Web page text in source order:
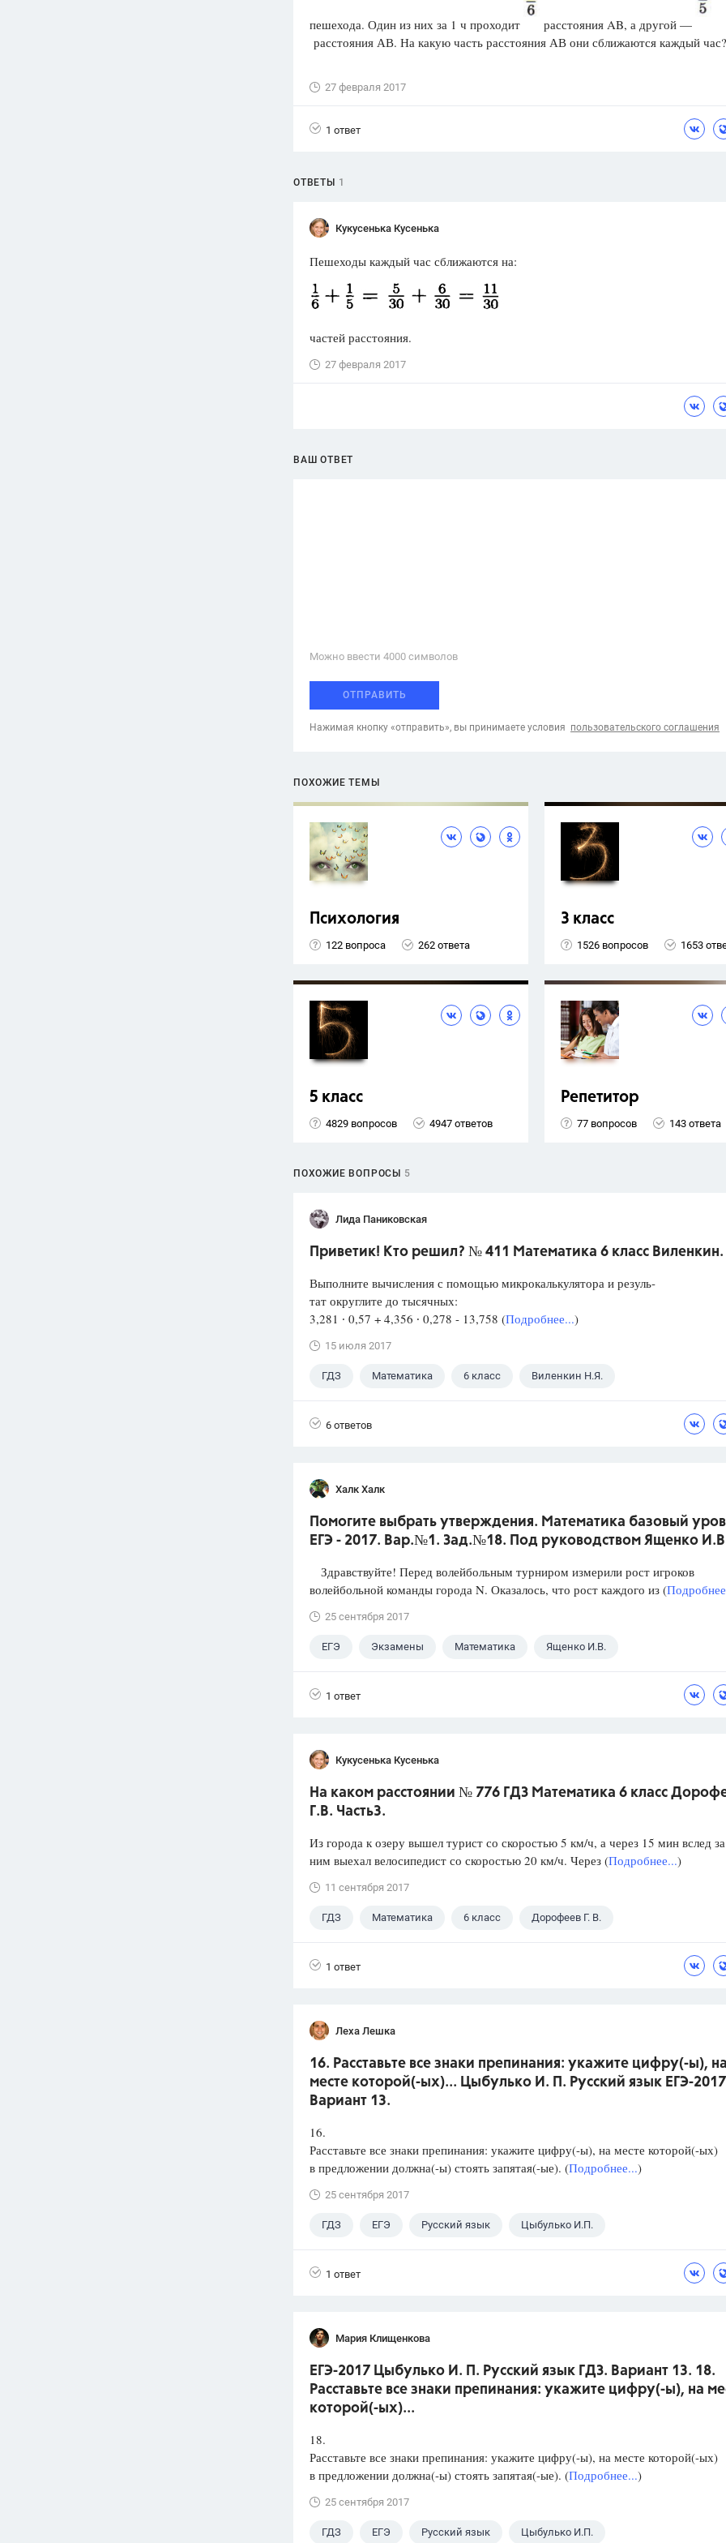
Вузы
ответа
ответа
1551 ответ
280 ответов
Психология
пешехода. Один из них за 1 ч проходит
расстояния AB, а другой —
расстояния АВ. На какую часть расстояния АВ они сближаются каждый час?
27 февраля 2017
1 ответ
ОТВЕТЫ 1
Кукусенька Кусенька
Пешеходы каждый час сближаются на:
частей расстояния.
27 февраля 2017
ВАШ ОТВЕТ
Можно ввести 4000 cимволов
ОТПРАВИТЬ
Нажимая кнопку «отправить», вы принимаете условия пользовательского соглашения
ПОХОЖИЕ ТЕМЫ
Психология
122 вопроса 262 ответа
3 класс
1526 вопросов 1653
5 класс
4829 вопросов 4947 ответов
Репетитор
77 вопросов 143 ответа
ПОХОЖИЕ ВОПРОСЫ 5
Лида Паниковская
Приветик! Кто решил? № 411 Математика 6 класс Виленкин.
Выполните вычисления с помощью микрокалькулятора и резуль-
тат округлите до тысячных:
3,281 ∙ 0,57 + 4,356 ∙ 0,278 - 13,758 (Подробнее...)
15 июля 2017
ГДЗ Математика 6 класс Виленкин Н.Я.
6 ответов
Халк Халк
Помогите выбрать утверждения. Математика базовый
ЕГЭ - 2017. Вар.№1. Зад.№18. Под руководством Ященко
Здравствуйте! Перед волейбольным турниром измерили рост игроков
волейбольной команды города N. Оказалось, что рост каждого из (
25 сентября 2017
ЕГЭ Экзамены Математика Ященко И.В.
1 ответ
Кукусенька Кусенька
На каком расстоянии № 776 ГДЗ Математика 6 класс
Г.В. Часть3.
Из города к озеру вышел турист со скоростью 5 км/ч, а через 15 мин вслед за
ним выехал велосипедист со скоростью 20 км/ч. Через (Подробнее...)
11 сентября 2017
ГДЗ Математика 6 класс Дорофеев Г. В.
1 ответ
Леха Лешка
16. Расставьте все знаки препинания: укажите цифру(-ы),
месте которой(-ых)... Цыбулько И. П. Русский язык ЕГЭ-
Вариант 13.
16.
Расставьте все знаки препинания: укажите цифру(-ы), на месте которой(-ых)
в предложении должна(-ы) стоять запятая(-ые). (Подробнее...)
25 сентября 2017
ГДЗ ЕГЭ Русский язык Цыбулько И.П.
1 ответ
Мария Клищенкова
ЕГЭ-2017 Цыбулько И. П. Русский язык ГДЗ. Вариант 13. 18.
Расставьте все знаки препинания: укажите цифру(-ы), на
которой(-ых)...
18.
Расставьте все знаки препинания: укажите цифру(-ы), на месте которой(-ых)
в предложении должна(-ы) стоять запятая(-ые). (Подробнее...)
25 сентября 2017
ГДЗ ЕГЭ Русский язык Цыбулько И.П.